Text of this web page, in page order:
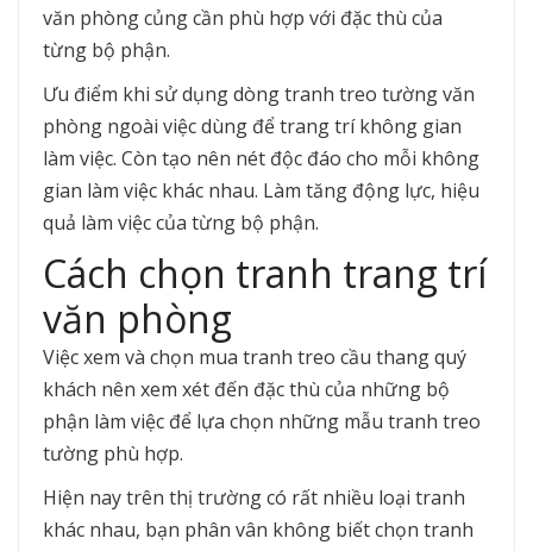
văn phòng củng cần phù hợp với đặc thù của
từng bộ phận.
Ưu điểm khi sử dụng dòng tranh treo tường văn
phòng ngoài việc dùng để trang trí không gian
làm việc. Còn tạo nên nét độc đáo cho mỗi không
gian làm việc khác nhau. Làm tăng động lực, hiệu
quả làm việc của từng bộ phận.
Cách chọn tranh trang trí
văn phòng
Việc xem và chọn mua tranh treo cầu thang quý
khách nên xem xét đến đặc thù của những bộ
phận làm việc để lựa chọn những mẫu tranh treo
tường phù hợp.
Hiện nay trên thị trường có rất nhiều loại tranh
khác nhau, bạn phân vân không biết chọn tranh